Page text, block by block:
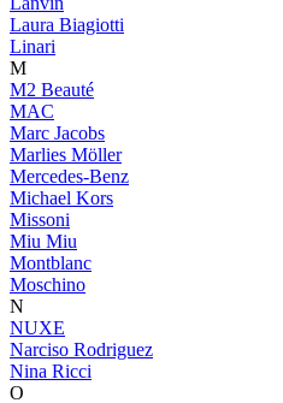
Laura Biagiotti
Linari
M
M2 Beauté
MAC
Marc Jacobs
Marlies Möller
Mercedes-Benz
Michael Kors
Missoni
Miu Miu
Montblanc
Moschino
N
NUXE
Narciso Rodriguez
Nina Ricci
O